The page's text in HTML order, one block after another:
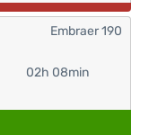
02h 08min
Embraer 190